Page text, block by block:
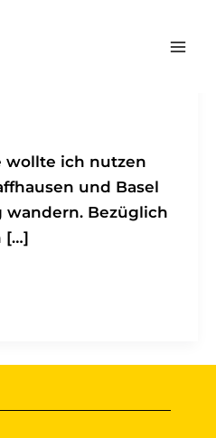
wollte ich nutzen
und Basel
wandern. Bezüglich
[…]